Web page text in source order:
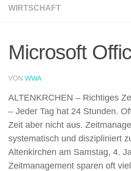
WIRTSCHAFT
Microsoft
VON WWA
ALTENKRCHEN – Richtiges
– Jeder Tag hat 24 Stunden.
Zeit aber nicht aus.
systematisch und diszipliniert
Altenkirchen am Samstag, 4.
Zeitmanagement sparen oft